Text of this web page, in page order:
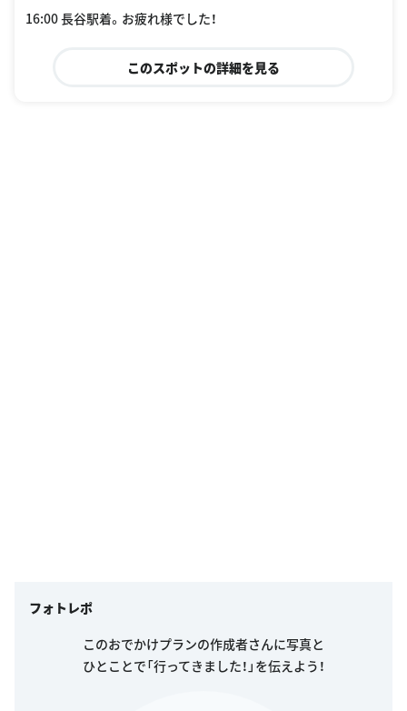
16:00 長谷駅着。お疲れ様でした！
このスポットの詳細を見る
フォトレポ
このおでかけプランの作成者さんに写真と
ひとことで「行ってきました！」を伝えよう！